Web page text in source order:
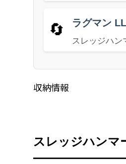
🔄 ラグマン
スレッジハン
収納情報
スレッジハンマ